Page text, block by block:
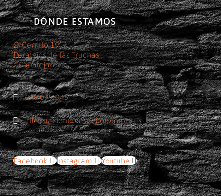
DÓNDE ESTAMOS
C/Cerrillo 19
Peralejos de las Truchas
Guadalajara
699 099 045
informacion@casachon.com
Facebook Instagram Youtube